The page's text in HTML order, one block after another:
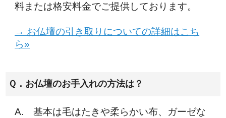
料または格安料金でご提供しております。
→ お仏壇の引き取りについての詳細はこち
ら»
Ｑ．お仏壇のお手入れの方法は？
A. 基本は毛はたきや柔らかい布、ガーゼな